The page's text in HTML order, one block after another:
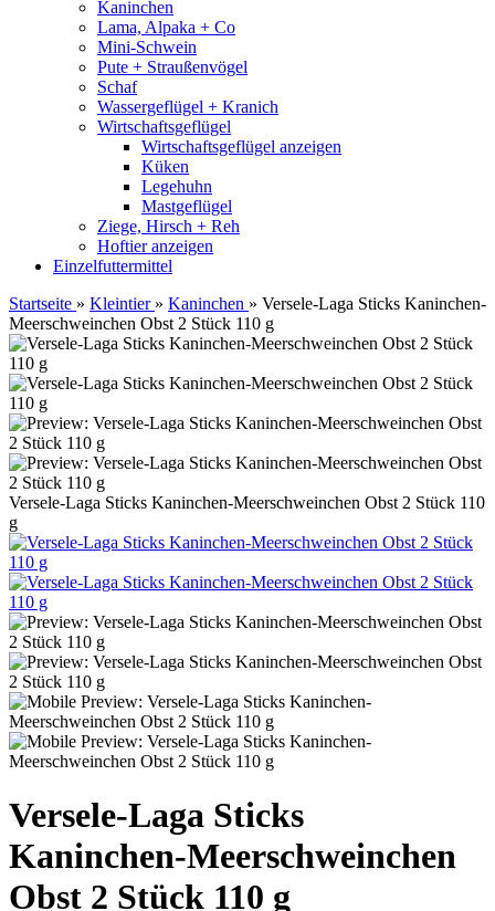
Kaninchen
Lama, Alpaka + Co
Mini-Schwein
Pute + Straußenvögel
Schaf
Wassergeflügel + Kranich
Wirtschaftsgeflügel
Wirtschaftsgeflügel anzeigen
Küken
Legehuhn
Mastgeflügel
Ziege, Hirsch + Reh
Hoftier anzeigen
Einzelfuttermittel
Startseite » Kleintier » Kaninchen » Versele-Laga Sticks Kaninchen-
Meerschweinchen Obst 2 Stück 110 g
Versele-Laga Sticks Kaninchen-Meerschweinchen Obst 2 Stück 110
g
Versele-Laga Sticks
Kaninchen-Meerschweinchen
Obst 2 Stück 110 g